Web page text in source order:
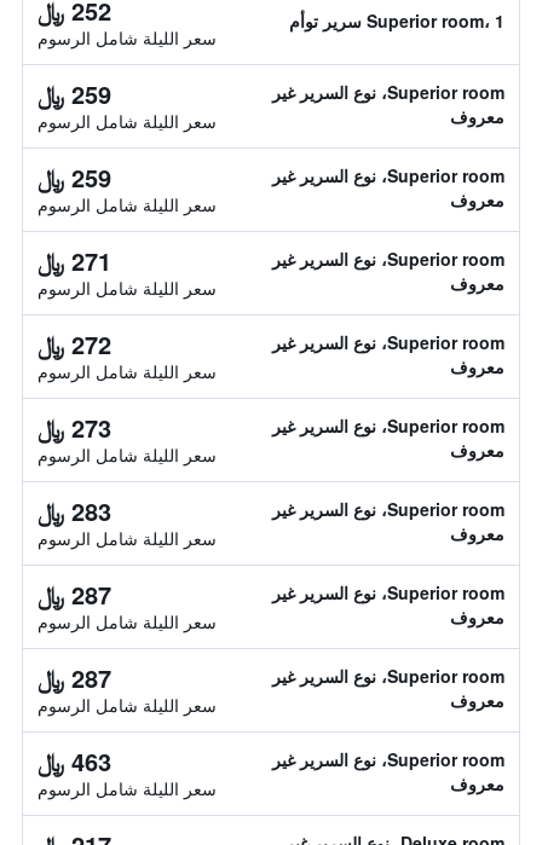
Superior room، 1 سرير توأم 252 ﷼
سعر الليلة شامل الرسوم
Superior room، نوع السرير غير
معروف
259 ﷼
سعر الليلة شامل الرسوم
Superior room، نوع السرير غير
معروف
259 ﷼
سعر الليلة شامل الرسوم
Superior room، نوع السرير غير
معروف
271 ﷼
سعر الليلة شامل الرسوم
Superior room، نوع السرير غير
معروف
272 ﷼
سعر الليلة شامل الرسوم
Superior room، نوع السرير غير
معروف
273 ﷼
سعر الليلة شامل الرسوم
Superior room، نوع السرير غير
معروف
283 ﷼
سعر الليلة شامل الرسوم
Superior room، نوع السرير غير
معروف
287 ﷼
سعر الليلة شامل الرسوم
Superior room، نوع السرير غير
معروف
287 ﷼
سعر الليلة شامل الرسوم
Superior room، نوع السرير غير
معروف
463 ﷼
سعر الليلة شامل الرسوم